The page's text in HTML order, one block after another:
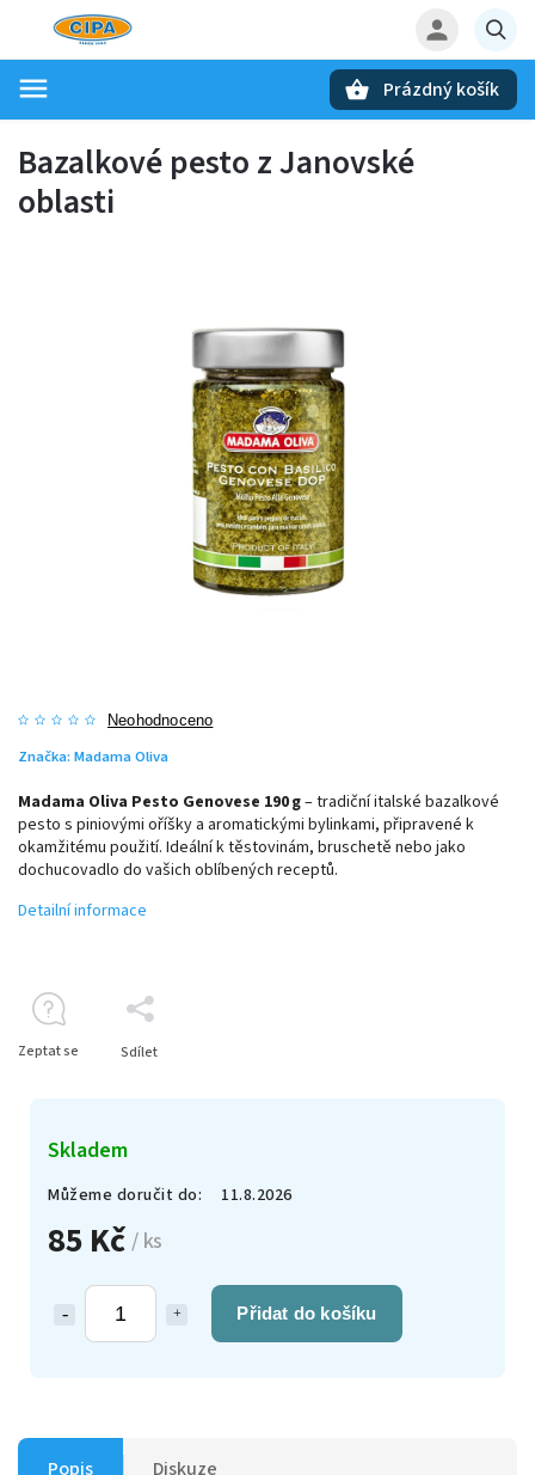
Prázdný košík
Bazalkové pesto z Janovské
oblasti
Neohodnoceno
Značka: Madama Oliva
85 Kč/ ks
Přidat do košíku
Skladem
Můžeme doručit do: 11.8.2026
Madama Oliva Pesto Genovese 190 g– tradiční italské bazalkové
pesto s piniovými oříšky a aromatickými bylinkami, připravené k
okamžitému použití. Ideální k těstovinám, bruschetě nebo jako
dochucovadlo do vašich oblíbených receptů.
Detailní informace
Zeptat se Sdílet
Popis Diskuze